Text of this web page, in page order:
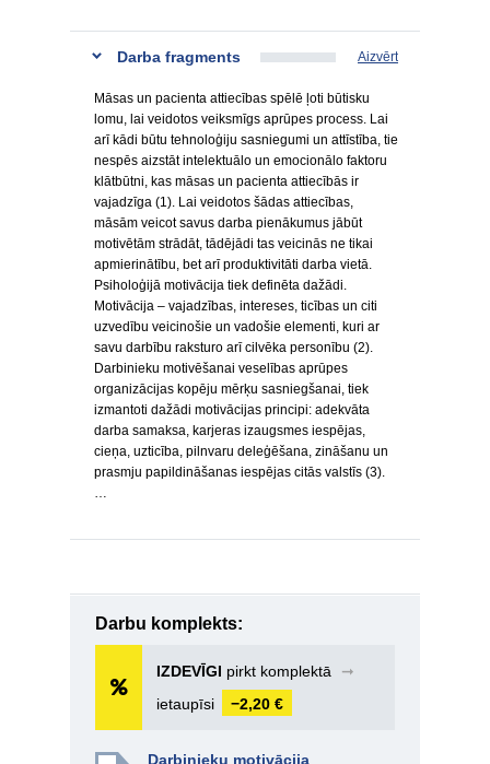
Darba fragments Aizvērt
Māsas un pacienta attiecības spēlē ļoti būtisku
lomu, lai veidotos veiksmīgs aprūpes process. Lai
arī kādi būtu tehnoloģiju sasniegumi un attīstība, tie
nespēs aizstāt intelektuālo un emocionālo faktoru
klātbūtni, kas māsas un pacienta attiecībās ir
vajadzīga (1). Lai veidotos šādas attiecības,
māsām veicot savus darba pienākumus jābūt
motivētām strādāt, tādējādi tas veicinās ne tikai
apmierinātību, bet arī produktivitāti darba vietā.
Psiholoģijā motivācija tiek definēta dažādi.
Motivācija – vajadzības, intereses, ticības un citi
uzvedību veicinošie un vadošie elementi, kuri ar
savu darbību raksturo arī cilvēka personību (2).
Darbinieku motivēšanai veselības aprūpes
organizācijas kopēju mērķu sasniegšanai, tiek
izmantoti dažādi motivācijas principi: adekvāta
darba samaksa, karjeras izaugsmes iespējas,
cieņa, uzticība, pilnvaru deleģēšana, zināšanu un
prasmju papildināšanas iespējas citās valstīs (3).
…
Darbu komplekts:
IZDEVĪGI pirkt komplektā
➞
ietaupīsi
−2,20 €
Darbinieku motivācija